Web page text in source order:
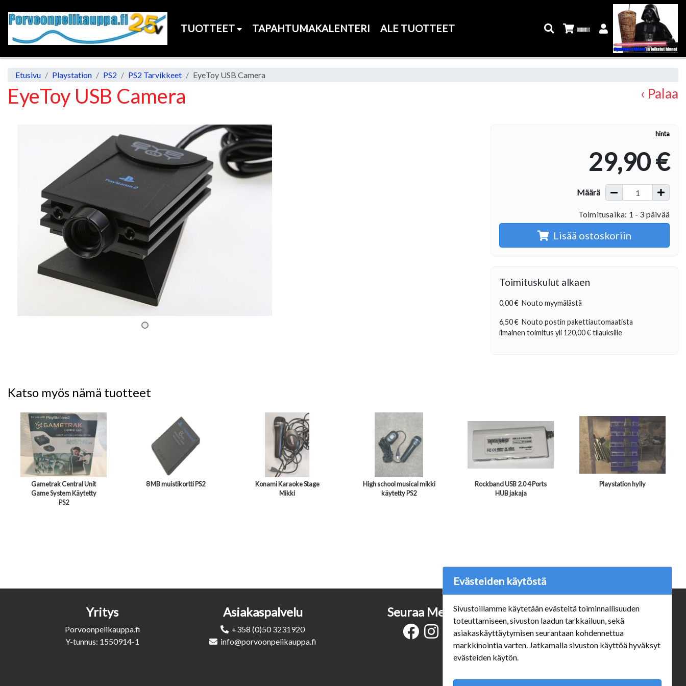
TUOTTEET TAPAHTUMAKALENTERI ALE TUOTTEET
Etusivu Playstation PS2 PS2 Tarvikkeet EyeToy USB Camera
EyeToy USB Camera ‹ Palaa
hinta
29,90 €
Määrä
Toimitusaika: 1 - 3 päivää
Lisää ostoskoriin
Toimituskulut alkaen
0,00 € Nouto myymälästä
6,50 € Nouto postin pakettiautomaatista
ilmainen toimitus yli 120,00 €tilauksille
Katso myös nämä tuotteet
Gametrak Central Unit
Game System Käytetty
PS2
8 MB muistikortti PS2
Konami Karaoke Stage
Mikki
High school musical mikki
käytetty PS2
Rockband USB 2.0 4 Ports
HUB jakaja
Playstation hylly
Yritys
Porvoonpelikauppa.fi
Y-tunnus: 1550914-1
Asiakaspalvelu
+358 (0)50 3231920
info@porvoonpelikauppa.fi
Verkkokauppa
#Yhteiskuntavastuu
#porvoonsithlord
Mannerheiminkatu 10 Aukioloajat:
Seuraa Meitä
Evästeiden käytöstä
Sivustoillamme käytetään evästeitä toiminnallisuuden
toteuttamiseen, sivuston laadun tarkkailuun, sekä
asiakaskäyttäytymisen seurantaan kohdennettua
markkinointia varten. Jatkamalla sivuston käyttöä hyväksyt
evästeiden käytön.